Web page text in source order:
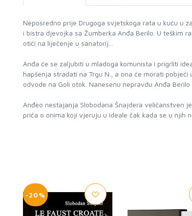
Neposredno prije Drugoga svjetskoga rata u kuću u
i bistra djevojka sa Žumberka Anđa Berilo. U teškim
otići na liječenje u sanatorij...
Anđa će se zaljubiti u mladoga komunista i prigrliti
hapšenja stradati na Trgu N., a ona će morati
odvode na Goli otok. Nanesenu nepravdu Anđa
Anđeo nestajanja Slobodana Šnajdera veličanstven
priča o onima koji vjeruju u ideale čak kada se u njih
-20%